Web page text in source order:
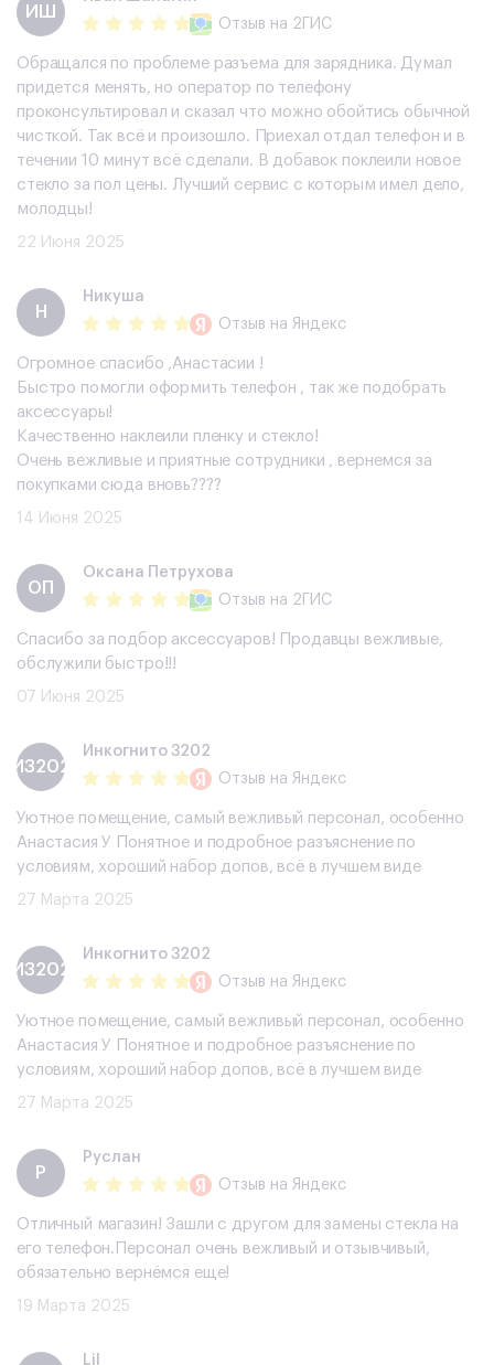
​ИШ
Отзыв на 2ГИС
Обращался по проблеме разъема для зарядника. Думал
придется менять, но оператор по телефону
проконсультировал и сказал что можно обойтись обычной
чисткой. Так всё и произошло. Приехал отдал телефон и в
течении 10 минут всё сделали. В добавок поклеили новое
стекло за пол цены. Лучший сервис с которым имел дело,
молодцы!
22 Июня 2025
Н
Никуша
Отзыв на Яндекс
Огромное спасибо ,Анастасии !
Быстро помогли оформить телефон , так же подобрать
аксессуары!
Качественно наклеили пленку и стекло!
Очень вежливые и приятные сотрудники , вернемся за
покупками сюда вновь????
14 Июня 2025
​ОП
​Оксана Петрухова
Отзыв на 2ГИС
Спасибо за подбор аксессуаров! Продавцы вежливые,
обслужили быстро!!!
07 Июня 2025
И3202
Инкогнито 3202
Отзыв на Яндекс
Уютное помещение, самый вежливый персонал, особенно
Анастасия У Понятное и подробное разъяснение по
условиям, хороший набор допов, всë в лучшем виде
27 Марта 2025
И3202
Инкогнито 3202
Отзыв на Яндекс
Уютное помещение, самый вежливый персонал, особенно
Анастасия У Понятное и подробное разъяснение по
условиям, хороший набор допов, всë в лучшем виде
27 Марта 2025
Р
Руслан
Отзыв на Яндекс
Отличный магазин! Зашли с другом для замены стекла на
его телефон.Персонал очень вежливый и отзывчивый,
обязательно вернёмся еще!
19 Марта 2025
Lil